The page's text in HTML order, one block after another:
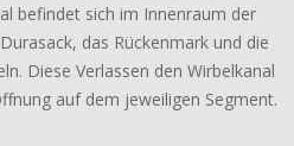
befin­det sich im Innenraum der
das Rückenmark und die
Diese Verlassen den Wirbelkanal
auf dem jewei­li­gen Segment.